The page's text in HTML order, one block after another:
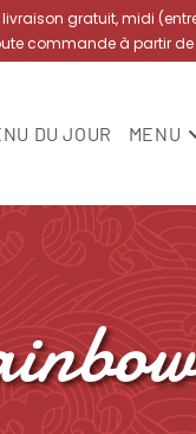
gratuit, midi (entre
commande à partir
DU JOUR MENU